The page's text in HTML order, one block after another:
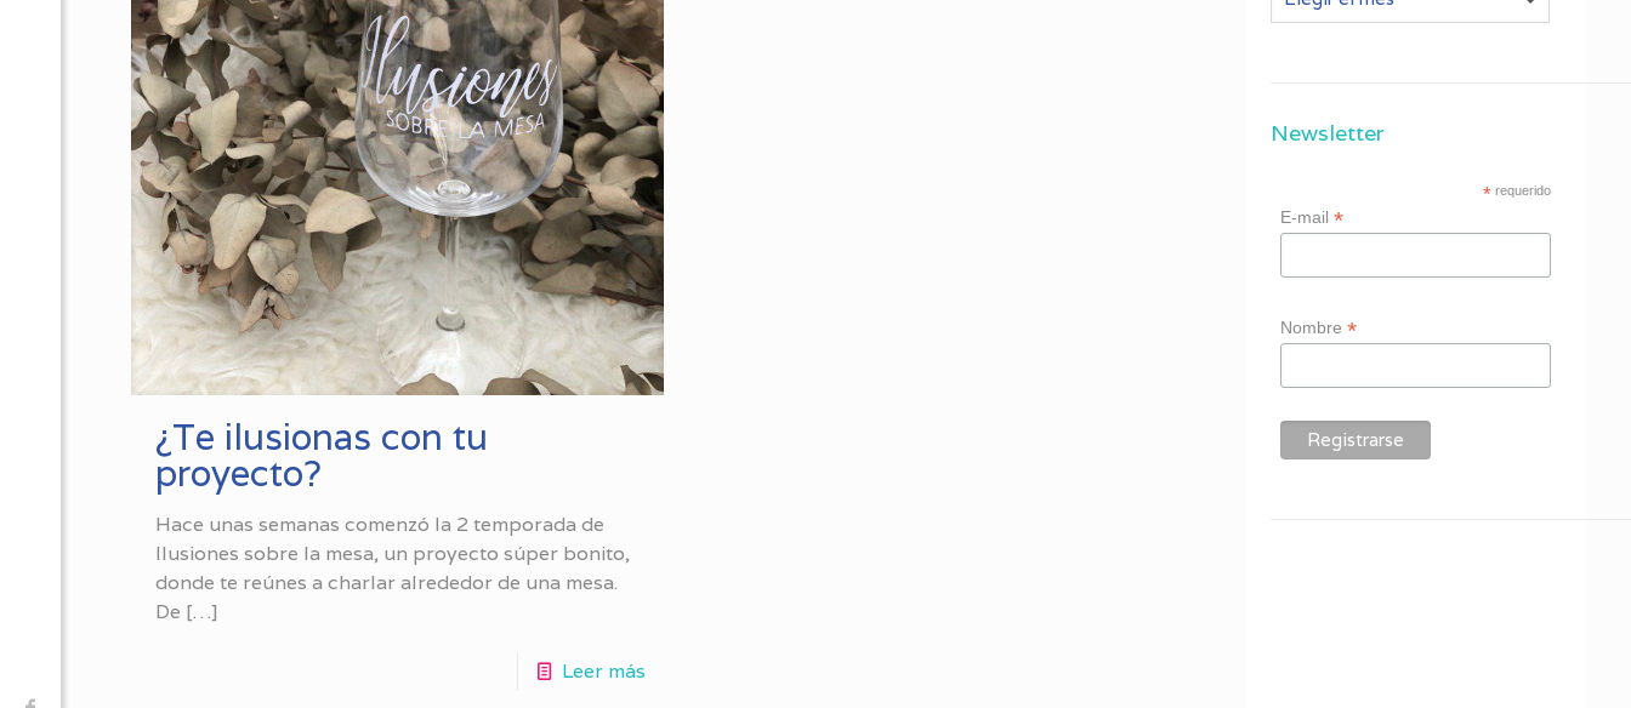
¿Te ilusionas con tu
proyecto?
Hace unas semanas comenzó la 2 temporada de
Ilusiones sobre la mesa, un proyecto súper bonito,
donde te reúnes a charlar alrededor de una mesa.
De […]
Leer más
Newsletter
*requerido
E-mail *
Nombre *